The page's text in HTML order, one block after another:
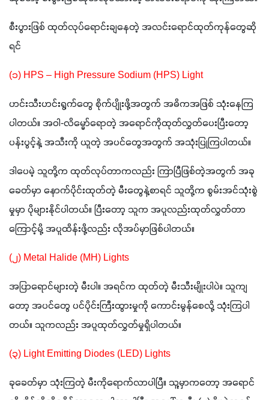
စီးပွားဖြစ် ထုတ်လုပ်ရောင်းချနေတဲ့ အလင်းရောင်ထုတ်ကုန်တွေဆို
ရင်
(၁) HPS – High Pressure Sodium (HPS) Light
ဟင်းသီးဟင်းရွက်တွေ စိုက်ပျိုးဖို့အတွက် အဓိကအဖြစ် သုံးနေကြ
ပါတယ်။ အဝါ-လိမ္မော်ရောတဲ့ အရောင်ကိုထုတ်လွှတ်ပေးပြီးတော့
ပန်းပွင့်နဲ့ အသီးကို ယူတဲ့ အပင်တွေအတွက် အသုံးပြုကြပါတယ်။
ဒါပေမဲ့ သူတို့က ထုတ်လုပ်တာကလည်း ကြာပြီဖြစ်တဲ့အတွက် အခု
ခေတ်မှာ နောက်ပိုင်းထုတ်တဲ့ မီးတွေနဲ့စာရင် သူတို့က စွမ်းအင်သုံးစွဲ
မှုမှာ ပိုများနိုင်ပါတယ်။ ပြီးတော့ သူက အပူလည်းထုတ်လွှတ်တာ
ကြောင့်မို့ အပူထိန်းဖို့လည်း လိုအပ်မှာဖြစ်ပါတယ်။
(၂) Metal Halide (MH) Lights
အပြာရောင်များတဲ့ မီးပါ။ အရင်က ထုတ်တဲ့ မီးသီးမျိုးပါပဲ။ သူကျ
တော့ အပင်တွေ ပင်ပိုင်းကြီးထွားမှုကို ကောင်းမွန်စေလို့ သုံးကြပါ
တယ်။ သူကလည်း အပူထုတ်လွှတ်မှုရှိပါတယ်။
(၃) Light Emitting Diodes (LED) Lights
ခုခေတ်မှာ သုံးကြတဲ့ မီးကိုရောက်လာပါပြီ။ သူ့မှာကတော့ အရောင်